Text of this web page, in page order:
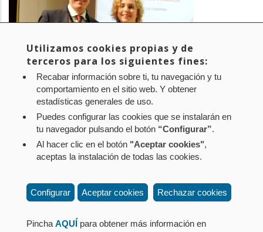
Política de privacidad
Política de cookies
Contacto: Paseo de Sarasate nº 38, 2º Dcha - 31001
Pamplona (Navarra) Tel.: 848 42 08 72
corporacion@cpen.es
Utilizamos cookies propias y de
terceros para los siguientes fines:
Recabar información sobre ti, tu navegación y tu
comportamiento en el sitio web. Y obtener
estadísticas generales de uso.
Puedes configurar las cookies que se instalarán en
tu navegador pulsando el botón “Configurar”.
Al hacer clic en el botón "Aceptar cookies",
aceptas la instalación de todas las cookies.
Configurar Aceptar cookies Rechazar cookies
Pincha AQUÍ para obtener más información en